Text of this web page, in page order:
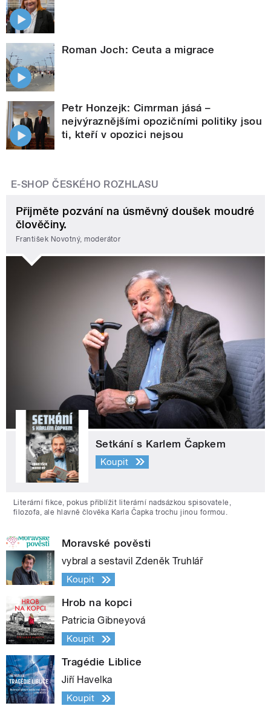
Roman Joch: Ceuta a migrace
Petr Honzejk: Cimrman jásá –
nejvýraznějšími opozičními politiky jsou
ti, kteří v opozici nejsou
E-SHOP ČESKÉHO ROZHLASU
Přijměte pozvání na úsměvný doušek moudré
člověčiny.
František Novotný, moderátor
Setkání s Karlem Čapkem
Koupit
Literární fikce, pokus přiblížit literární nadsázkou spisovatele,
filozofa, ale hlavně člověka Karla Čapka trochu jinou formou.
Moravské pověsti
vybral a sestavil Zdeněk Truhlář
Koupit
Hrob na kopci
Patricia Gibneyová
Koupit
Tragédie Liblice
Jiří Havelka
Koupit